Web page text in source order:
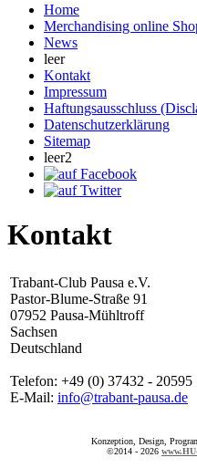
Home
Merchandising online
News
leer
Kontakt
Impressum
Haftungsausschluss
Datenschutzerklärung
Sitemap
leer2
Kontakt
Trabant-Club Pausa e.V.
Pastor-Blume-Straße 91
07952 Pausa-Mühltroff
Sachsen
Deutschland
Telefon: +49 (0) 37432 - 20595
E-Mail: info@trabant-pausa.de
Konzeption, Design,
©2014 - 2026